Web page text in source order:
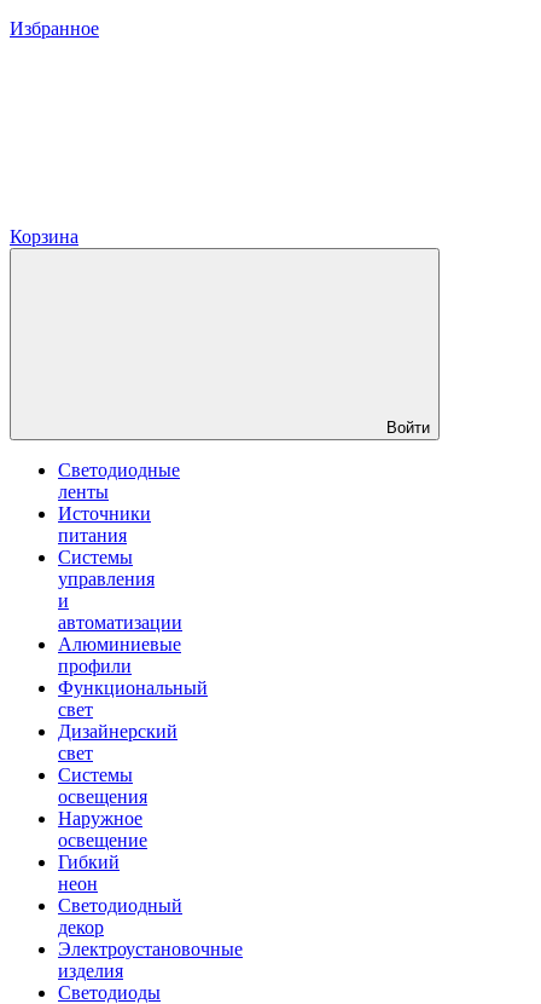
Избранное
Корзина
Войти
Светодиодные
ленты
Источники
питания
Системы
управления
и
автоматизации
Алюминиевые
профили
Функциональный
свет
Дизайнерский
свет
Системы
освещения
Наружное
освещение
Гибкий
неон
Светодиодный
декор
Электроустановочные
изделия
Светодиоды